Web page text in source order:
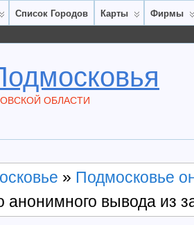
Список Городов Карты Фирмы
ОБЛАСТИ
» Подмосковье
анонимного вывода из